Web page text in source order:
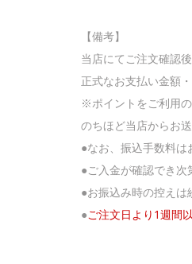
【備考】
当店にてご注文確認
正式なお支払い金額
※ポイントをご利用
のちほど当店からお
●なお、振込手数料は
●ご入金が確認でき次
●お振込み時の控えは
●ご注文日より1週間